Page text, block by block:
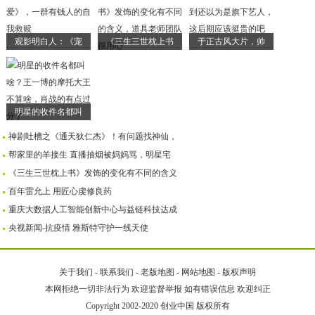
观影明白人：《宠 《三生三世枕上书 于正古风大片，帅
明星的收件名都叫
神剧吐槽之《通天狄仁杰》！有问题找神仙，
帮家里的羊接生 直播抽烟被妈妈骂，明星宅
《三生三世枕上书》发饰的变化有不同的含义
百年雷允上 用匠心虔修良药
重庆大数据人工智能创新中心与益链科技达成
央视新闻-抗疫情 雅斯特守护一线天使
关于我们 - 联系我们 - 老版地图 - 网站地图 - 版权声明
本网拒绝一切非法行为 欢迎监督举报 如有错误信息 欢迎纠正
Copyright 2002-2020 创业中国 版权所有